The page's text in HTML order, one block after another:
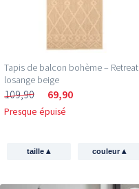
Tapis de balcon bohème – Retreat
losange beige
109,90 69,90
Presque épuisé
taille▴ couleur▴